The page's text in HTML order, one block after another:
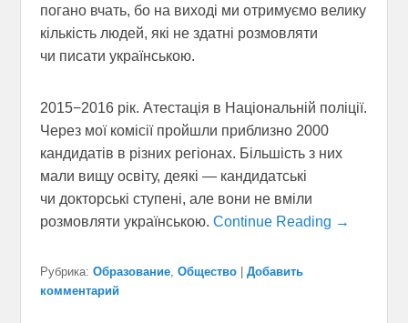
погано вчать, бо на виході ми отримуємо велику
кількість людей, які не здатні розмовляти
чи писати українською.
2015−2016 рік. Атестація в Національній поліції.
Через мої комісії пройшли приблизно 2000
кандидатів в різних регіонах. Більшість з них
мали вищу освіту, деякі — кандидатські
чи докторські ступені, але вони не вміли
розмовляти українською. Continue Reading →
Рубрика: Образование, Общество | Добавить
комментарий